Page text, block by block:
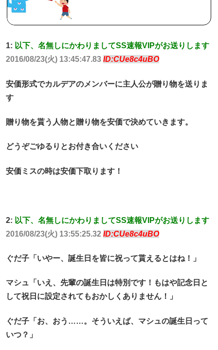
1: 以下、名無しにかわりましてSS速報VIPがお送りします
2016/08/23(火) 13:45:47.83 ID:CUe8c4uBO
安価形式でカルデアのメンバーに主人公が贈り物を送りま
す
贈り物を貰う人物と贈り物を安価で決めていきます。
どうぞごゆるりとお付き合いください
安価ミスの時は安価下取ります！
2: 以下、名無しにかわりましてSS速報VIPがお送りします
2016/08/23(火) 13:55:25.32 ID:CUe8c4uBO
ぐだ子「いやー、誕生日を皆に祝って貰えるとはね！」
マシュ「いえ、先輩の誕生日は特別です！もはや記念日と
して祝日に設定されてもおかしくありません！」
ぐだ子「お、おう……。そういえば、マシュの誕生日って
いつ？」